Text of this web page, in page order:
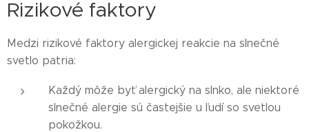
Rizikové faktory
Medzi rizikové faktory alergickej reakcie na slnečné
svetlo patria:
Každý môže byť alergický na slnko, ale niektoré
slnečné alergie sú častejšie u ľudí so svetlou
pokožkou.